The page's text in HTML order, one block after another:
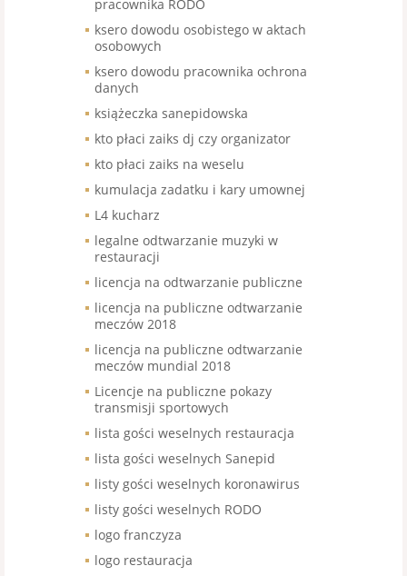
pracownika RODO
ksero dowodu osobistego w aktach
osobowych
ksero dowodu pracownika ochrona
danych
książeczka sanepidowska
kto płaci zaiks dj czy organizator
kto płaci zaiks na weselu
kumulacja zadatku i kary umownej
L4 kucharz
legalne odtwarzanie muzyki w
restauracji
licencja na odtwarzanie publiczne
licencja na publiczne odtwarzanie
meczów 2018
licencja na publiczne odtwarzanie
meczów mundial 2018
Licencje na publiczne pokazy
transmisji sportowych
lista gości weselnych restauracja
lista gości weselnych Sanepid
listy gości weselnych koronawirus
listy gości weselnych RODO
logo franczyza
logo restauracja